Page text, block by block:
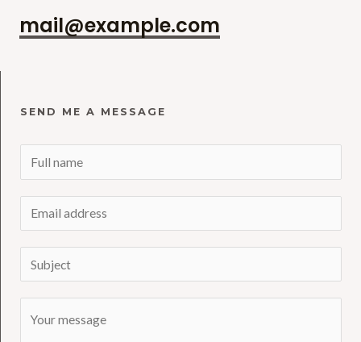
mail@example.com
SEND ME A MESSAGE